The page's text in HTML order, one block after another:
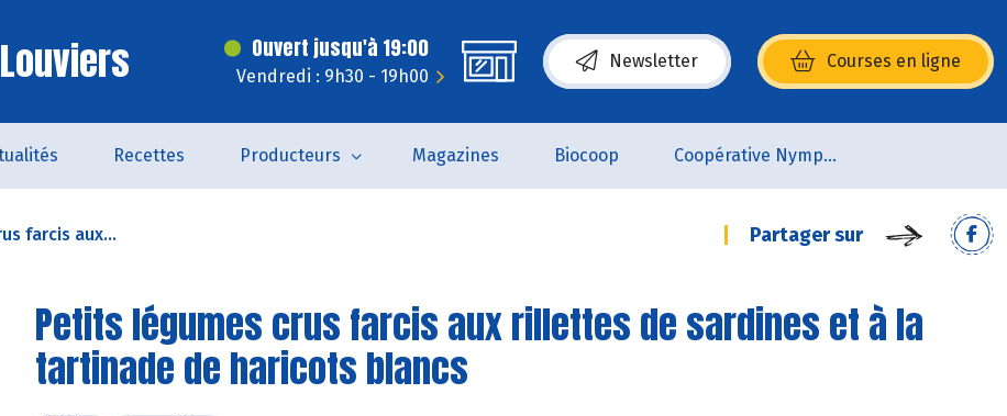
Ouvert jusqu'à 19:00
Vendredi : 9h30 - 19h00
Newsletter Courses en ligne
(s’ouvre dans une nouvelle fenêtre)
Recettes Producteurs Magazines Biocoop Coopérative Nymphéa
farcis aux... Partager sur
Petits légumes crus farcis aux rillettes de sardines et à la
tartinade de haricots blancs